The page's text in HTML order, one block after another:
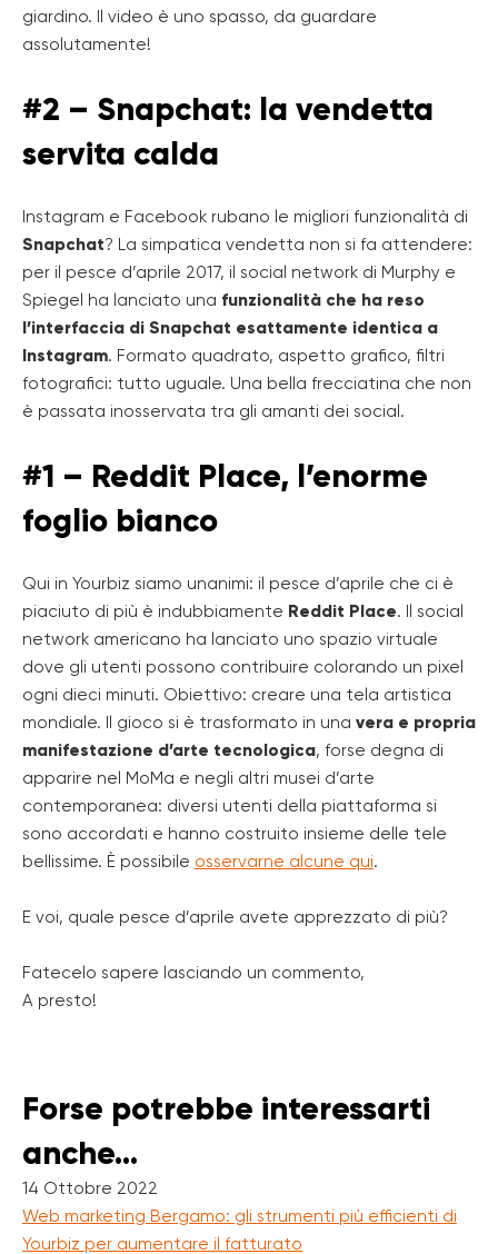
giardino. Il video è uno spasso, da guardare
assolutamente!
#2 – Snapchat: la vendetta
servita calda
Instagram e Facebook rubano le migliori funzionalità di
Snapchat? La simpatica vendetta non si fa attendere:
per il pesce d’aprile 2017, il social network di Murphy e
Spiegel ha lanciato una funzionalità che ha reso
l’interfaccia di Snapchat esattamente identica a
Instagram. Formato quadrato, aspetto grafico, filtri
fotografici: tutto uguale. Una bella frecciatina che non
è passata inosservata tra gli amanti dei social.
#1 – Reddit Place, l’enorme
foglio bianco
Qui in Yourbiz siamo unanimi: il pesce d’aprile che ci è
piaciuto di più è indubbiamente Reddit Place. Il social
network americano ha lanciato uno spazio virtuale
dove gli utenti possono contribuire colorando un pixel
ogni dieci minuti. Obiettivo: creare una tela artistica
mondiale. Il gioco si è trasformato in una vera e propria
manifestazione d’arte tecnologica, forse degna di
apparire nel MoMa e negli altri musei d’arte
contemporanea: diversi utenti della piattaforma si
sono accordati e hanno costruito insieme delle tele
bellissime. È possibile osservarne alcune qui.
E voi, quale pesce d’aprile avete apprezzato di più?
Fatecelo sapere lasciando un commento,
A presto!
Forse potrebbe interessarti
anche...
14 Ottobre 2022
Web marketing Bergamo: gli strumenti più efficienti di
Yourbiz per aumentare il fatturato